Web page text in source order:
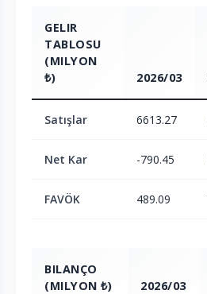
GELIR
TABLOSU
(MILYON
₺)
2026/03
Satışlar 6613.27
Net Kar -790.45
FAVÖK 489.09
BILANÇO
(MILYON ₺)
2026/03